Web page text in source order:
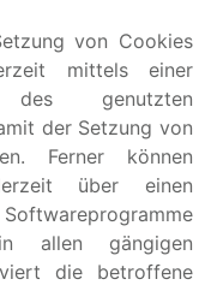
von Cookies
mittels einer
des genutzten
der Setzung von
Ferner können
über einen
allen gängigen
die betroffene